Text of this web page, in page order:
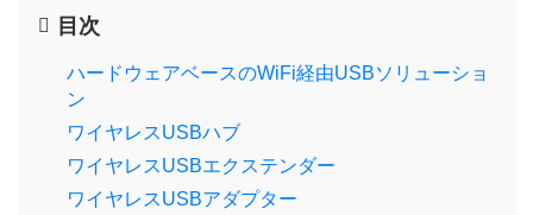
目次
ハードウェアベースのWiFi経由USBソリューショ
ン
ワイヤレスUSBハブ
ワイヤレスUSBエクステンダー
ワイヤレスUSBアダプター